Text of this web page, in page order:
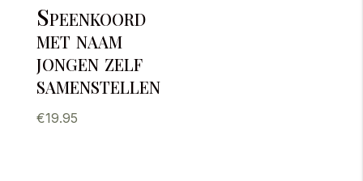
Speenkoord
met naam
jongen zelf
samenstellen
€19.95